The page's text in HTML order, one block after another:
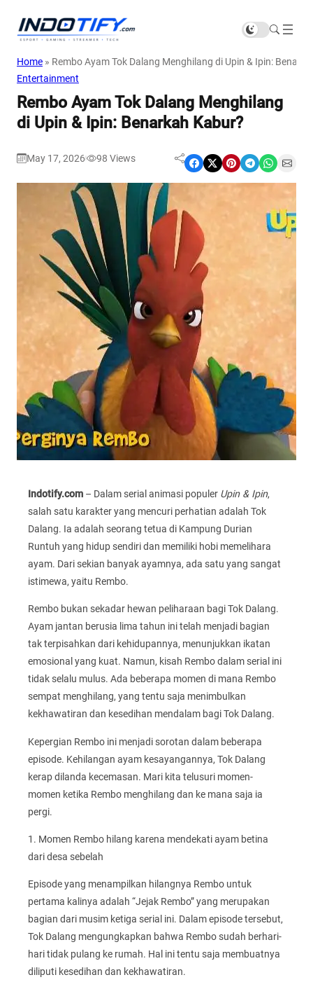
Home » Rembo Ayam Tok Dalang Menghilang di Upin & Ipin:
Entertainment
Rembo Ayam Tok Dalang Menghilang
di Upin & Ipin: Benarkah Kabur?
May 17, 2026 98 Views Share on Facebook Share on X Share on Pinterest Share on Telegram Share on WhatsApp Share on Email
Indotify.com – Dalam serial animasi populer Upin & Ipin,
salah satu karakter yang mencuri perhatian adalah Tok
Dalang. Ia adalah seorang tetua di Kampung Durian
Runtuh yang hidup sendiri dan memiliki hobi memelihara
ayam. Dari sekian banyak ayamnya, ada satu yang sangat
istimewa, yaitu Rembo.
Rembo bukan sekadar hewan peliharaan bagi Tok Dalang.
Ayam jantan berusia lima tahun ini telah menjadi bagian
tak terpisahkan dari kehidupannya, menunjukkan ikatan
emosional yang kuat. Namun, kisah Rembo dalam serial ini
tidak selalu mulus. Ada beberapa momen di mana Rembo
sempat menghilang, yang tentu saja menimbulkan
kekhawatiran dan kesedihan mendalam bagi Tok Dalang.
Kepergian Rembo ini menjadi sorotan dalam beberapa
episode. Kehilangan ayam kesayangannya, Tok Dalang
kerap dilanda kecemasan. Mari kita telusuri momen-
momen ketika Rembo menghilang dan ke mana saja ia
pergi.
1. Momen Rembo hilang karena mendekati ayam betina
dari desa sebelah
Episode yang menampilkan hilangnya Rembo untuk
pertama kalinya adalah “Jejak Rembo” yang merupakan
bagian dari musim ketiga serial ini. Dalam episode tersebut,
Tok Dalang mengungkapkan bahwa Rembo sudah berhari-
hari tidak pulang ke rumah. Hal ini tentu saja membuatnya
diliputi kesedihan dan kekhawatiran.